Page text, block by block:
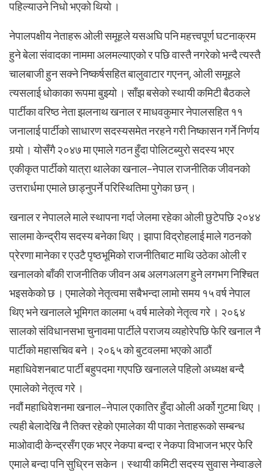
पहिल्याउने निधो भएको थियो ।
नेपालपक्षीय नेताहरू ओली समूहले यसअघि पनि महत्त्वपूर्ण घटनाक्रम
हुने बेला संवादका नाममा अलमल्याएको र पछि वास्तै नगरेको भन्दै त्यस्तै
चालबाजी हुन सक्ने निष्कर्षसहित बालुवाटार गएनन्, ओली समूहले
त्यसलाई धोकाका रूपमा बुझ्यो । साँझ बसेको स्थायी कमिटी बैठकले
पार्टीका वरिष्ठ नेता झलनाथ खनाल र माधवकुमार नेपालसहित ११
जनालाई पार्टीको साधारण सदस्यसमेत नरहने गरी निष्कासन गर्ने निर्णय
गर्‍यो । योसँगै २०४७ मा एमाले गठन हुँदा पोलिटब्युरो सदस्य भएर
एकीकृत पार्टीको यात्रा थालेका खनाल–नेपाल राजनीतिक जीवनको
उत्तरार्धमा एमाले छाड्नुपर्ने परिस्थितिमा पुगेका छन् ।
खनाल र नेपालले माले स्थापना गर्दा जेलमा रहेका ओली छुटेपछि २०४४
सालमा केन्द्रीय सदस्य बनेका थिए । झापा विद्रोहलाई माले गठनको
प्रेरणा मानेका र एउटै पृष्ठभूमिको राजनीतिबाट माथि उठेका ओली र
खनालको बाँकी राजनीतिक जीवन अब अलगअलग हुने लगभग निश्चित
भइसकेको छ । एमालेको नेतृत्वमा सबैभन्दा लामो समय १५ वर्ष नेपाल
थिए भने खनालले भूमिगत कालमा ५ वर्ष मालेको नेतृत्व गरे । २०६४
सालको संविधानसभा चुनावमा पार्टीले पराजय व्यहोरेपछि फेरि खनाल नै
पार्टीको महासचिव बने । २०६५ को बुटवलमा भएको आठौं
महाधिवेशनबाट पार्टी बहुपदमा गएपछि खनालले पहिलो अध्यक्ष बन्दै
एमालेको नेतृत्व गरे ।
नवौं महाधिवेशनमा खनाल–नेपाल एकातिर हुँदा ओली अर्को गुटमा थिए ।
त्यही बेलादेखि नै तिक्त रहेको एमालेका यी पाका नेताहरूको सम्बन्ध
माओवादी केन्द्रसँग एक भएर नेकपा बन्दा र नेकपा विभाजन भएर फेरि
एमाले बन्दा पनि सुध्रिन सकेन । स्थायी कमिटी सदस्य सुवास नेम्वाङले